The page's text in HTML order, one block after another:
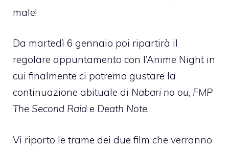
male!
Da martedì 6 gennaio poi ripartirà il
regolare appuntamento con l’Anime Night in
cui finalmente ci potremo gustare la
continuazione abituale di Nabari no ou, FMP
The Second Raid e Death Note.
Vi riporto le trame dei due film che verranno